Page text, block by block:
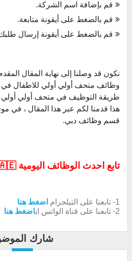
قم بإضافة اسم الشركة.
قم بالضغط على أيقونة متابعة.
قم بالضغط على أيقونة إرسال
نكون قد وصلنا إلى نهاية المقال
وظائف متحف أولي أولي للاطفال في
طريقة التوظيف في متحف أولي
هذا قدمنا لكم عبر هذا المقال ، في
قسم وظائف دبي.
تابع احدث الوظائف اليومية 🇦🇪
1- تابعنا على التيلجرام
اضغط هنا
2- تابعنا على قناة الواتس اب
اضغط هنا
شارك